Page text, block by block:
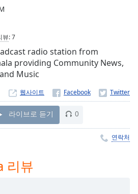
뷰:7
radio station from
providing Community News,
Music
웹사이트
라이브로 듣기 0
연락처
리뷰